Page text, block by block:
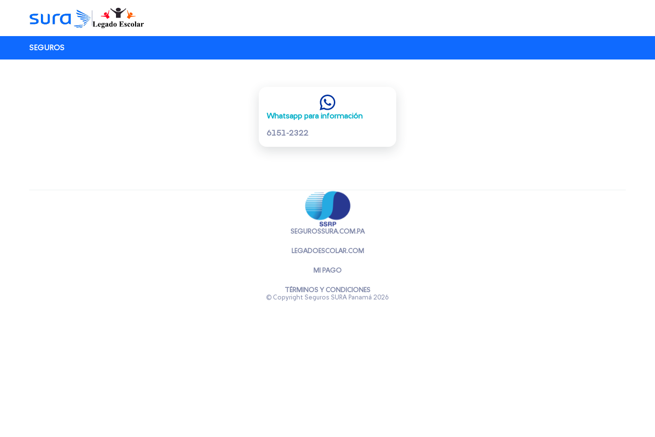
SEGUROS
Whatsapp para información
6151-2322
SEGUROSSURA.COM.PA
LEGADOESCOLAR.COM
MI PAGO
TÉRMINOS Y CONDICIONES
© Copyright Seguros SURA Panamá 2026